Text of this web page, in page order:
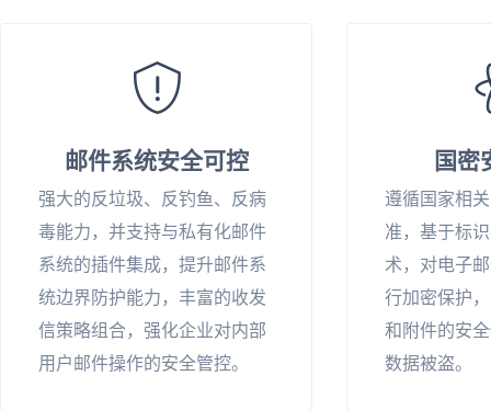
邮件系统安全可控
强大的反垃圾、反钓鱼、反病
毒能力，并支持与私有化邮件
系统的插件集成，提升邮件系
统边界防护能力，丰富的收发
信策略组合，强化企业对内部
用户邮件操作的安全管控。
国密
遵循国家相
准，基于标
术，对电子
行加密保护
和附件的安
数据被盗。